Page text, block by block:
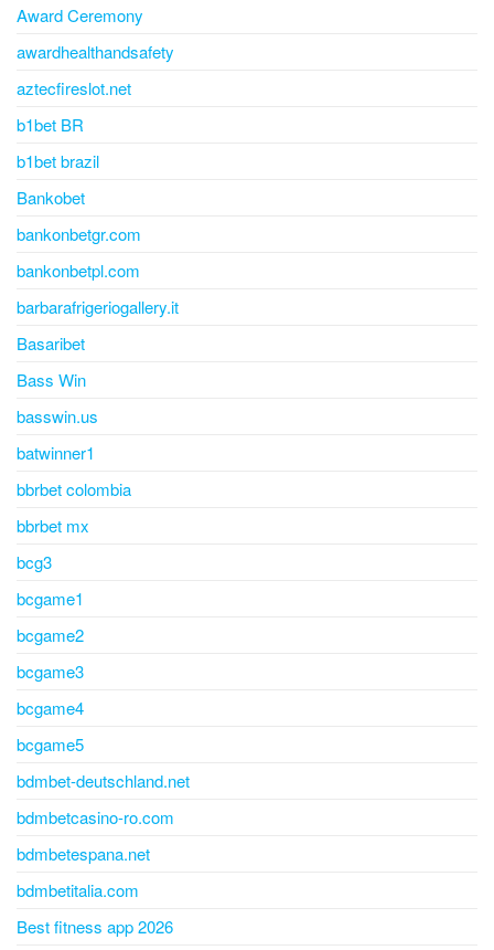
Award Ceremony
awardhealthandsafety
aztecfireslot.net
b1bet BR
b1bet brazil
Bankobet
bankonbetgr.com
bankonbetpl.com
barbarafrigeriogallery.it
Basaribet
Bass Win
basswin.us
batwinner1
bbrbet colombia
bbrbet mx
bcg3
bcgame1
bcgame2
bcgame3
bcgame4
bcgame5
bdmbet-deutschland.net
bdmbetcasino-ro.com
bdmbetespana.net
bdmbetitalia.com
Best fitness app 2026